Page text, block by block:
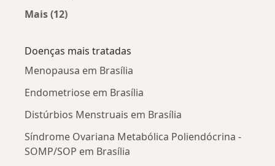
Mais (12)
Doenças mais tratadas
Menopausa em Brasília
Endometriose em Brasília
Distúrbios Menstruais em Brasília
Síndrome Ovariana Metabólica Poliendócrina -
SOMP/SOP em Brasília